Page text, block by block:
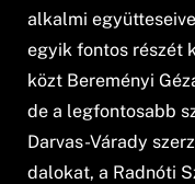
alkalmi
egyik fontos részét
közt Bereményi
de a legfontosabb
Darvas-Várady
dalokat, a Radnóti